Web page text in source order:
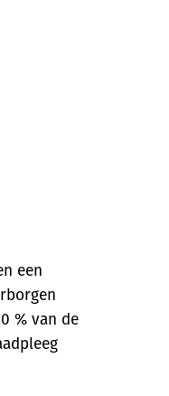
een
% van de